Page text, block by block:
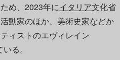
め、2023年にイタリア文化省
動家のほか、美術史家などか
ィストのエヴィレイン
る。